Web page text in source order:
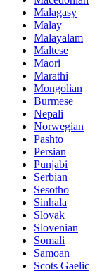
Malagasy
Malay
Malayalam
Maltese
Maori
Marathi
Mongolian
Burmese
Nepali
Norwegian
Pashto
Persian
Punjabi
Serbian
Sesotho
Sinhala
Slovak
Slovenian
Somali
Samoan
Scots Gaelic